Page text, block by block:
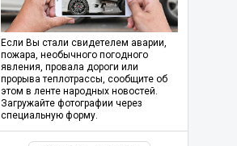
Если Вы стали свидетелем аварии,
пожара, необычного погодного
явления, провала дороги или
прорыва теплотрассы, сообщите об
этом в ленте народных новостей.
Загружайте фотографии через
специальную форму.